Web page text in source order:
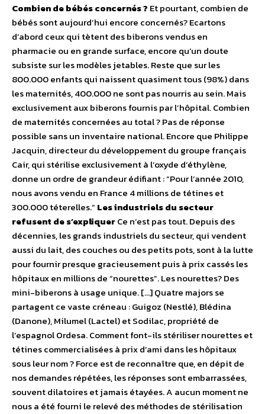
Combien de bébés concernés ? Et pourtant, combien de
bébés sont aujourd’hui encore concernés? Ecartons
d’abord ceux qui tètent des biberons vendus en
pharmacie ou en grande surface, encore qu’un doute
subsiste sur les modèles jetables. Reste que sur les
800.000 enfants qui naissent quasiment tous (98%) dans
les maternités, 400.000 ne sont pas nourris au sein. Mais
exclusivement aux biberons fournis par l’hôpital. Combien
de maternités concernées au total ? Pas de réponse
possible sans un inventaire national. Encore que Philippe
Jacquin, directeur du développement du groupe français
Cair, qui stérilise exclusivement à l’oxyde d’éthylène,
donne un ordre de grandeur édifiant : “Pour l’année 2010,
nous avons vendu en France 4 millions de tétines et
300.000 téterelles.” Les industriels du secteur
refusent de s’expliquerCe n’est pas tout. Depuis des
décennies, les grands industriels du secteur, qui vendent
aussi du lait, des couches ou des petits pots, sont à la lutte
pour fournir presque gracieusement puis à prix cassés les
hôpitaux en millions de “nourettes”. Les nourettes? Des
mini-biberons à usage unique. […] Quatre majors se
partagent ce vaste créneau : Guigoz (Nestlé), Blédina
(Danone), Milumel (Lactel) et Sodilac, propriété de
l’espagnol Ordesa. Comment font-ils stériliser nourettes et
tétines commercialisées à prix d’ami dans les hôpitaux
sous leur nom ? Force est de reconnaître que, en dépit de
nos demandes répétées, les réponses sont embarrassées,
souvent dilatoires et jamais étayées. A aucun moment ne
nous a été fourni le relevé des méthodes de stérilisation